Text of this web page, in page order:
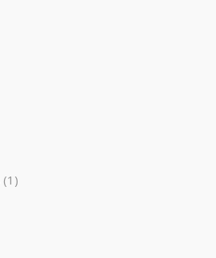
(1)